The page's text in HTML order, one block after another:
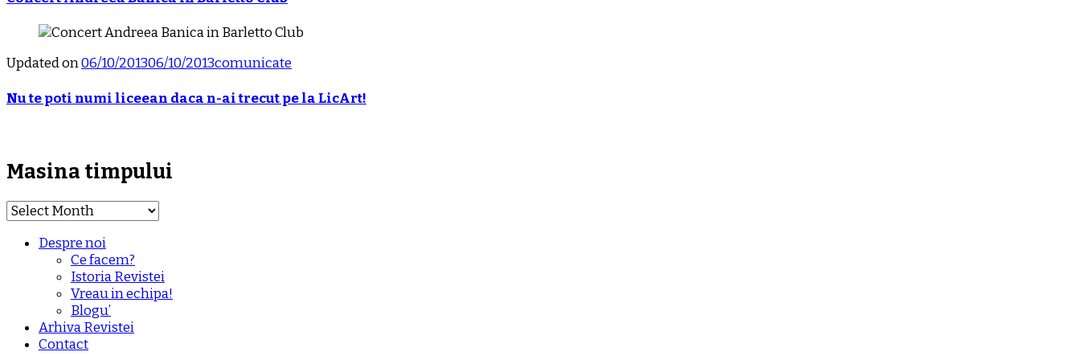
Updated on06/10/201306/10/2013comunicate
Nu te poti numi liceean daca n-ai trecut pe la LicArt!
Masina timpului
Masina
timpului
Despre noi
Ce facem?
Istoria Revistei
Vreau in echipa!
Blogu’
Arhiva Revistei
Contact